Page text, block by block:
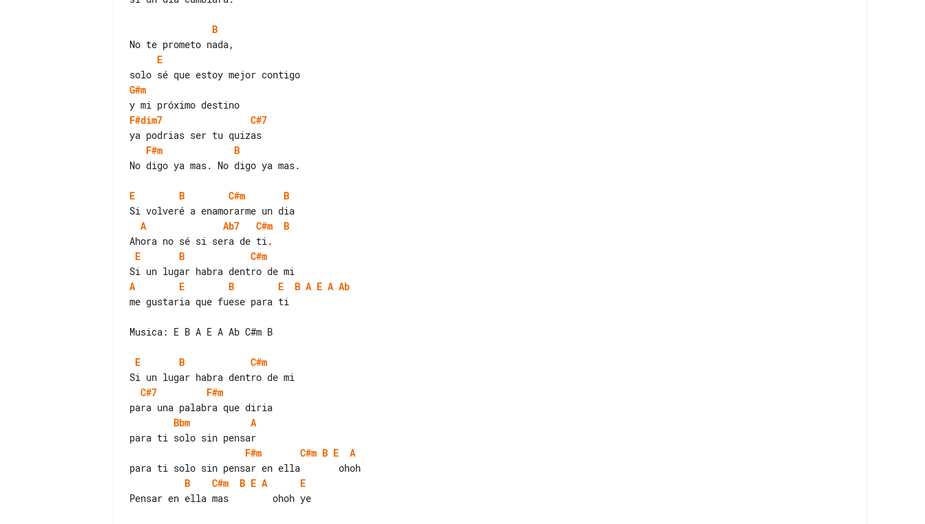
B
E
G#m
F#dim7
C#7
F#m
B
No digo ya mas. No digo ya mas.
E B C#m
B
A
Ab7 C#m
B
E
B
C#m
A
E B E B A E A Ab
me gustaria que fuese para ti
Musica: E B A E A Ab C#m B
E B
C#m
C#7
F#m
Bbm
A
F#m
C#m B E
A
B
C#m B E A
E
Pensar en ella mas        ohoh ye